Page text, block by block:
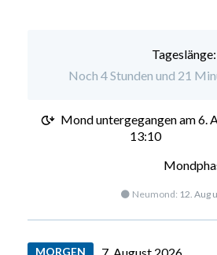
Tageslänge:
Noch 4 Stunden und 21
Mond untergegangen am6.
13:10
🌑 Neumond: 12. Aug
MORGEN